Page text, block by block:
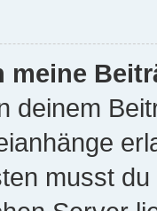
meine
deinem
musst